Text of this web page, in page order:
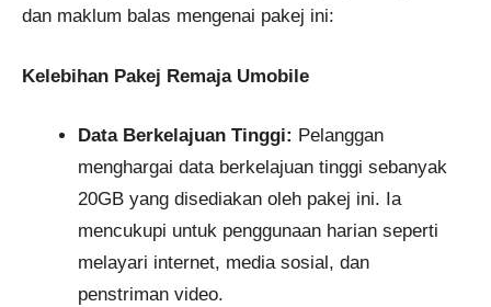
dan maklum balas mengenai pakej ini:
Kelebihan Pakej Remaja Umobile
Data Berkelajuan Tinggi: Pelanggan
menghargai data berkelajuan tinggi sebanyak
20GB yang disediakan oleh pakej ini. Ia
mencukupi untuk penggunaan harian seperti
melayari internet, media sosial, dan
penstriman video.